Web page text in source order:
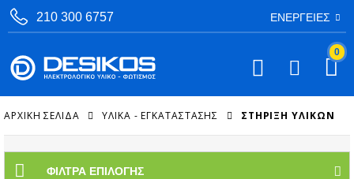
210 300 6757 ΕΝΈΡΓΕΙΕΣ
0
ΑΡΧΙΚΉ ΣΕΛΊΔΑ ΥΛΙΚΑ - ΕΓΚΑΤΑΣΤΑΣΗΣ ΣΤΉΡΙΞΗ ΥΛΙΚΏΝ
ΦΊΛΤΡΑ ΕΠΙΛΟΓΉΣ